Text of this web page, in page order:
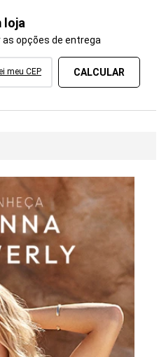
loja
as opções de entrega
meu CEP